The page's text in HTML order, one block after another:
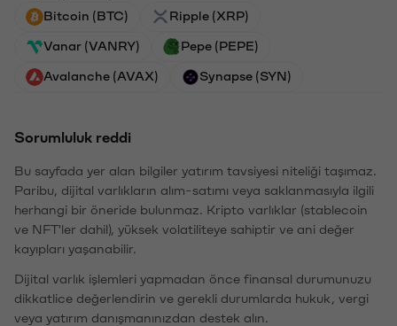
Bitcoin (BTC) Ripple (XRP)
Vanar (VANRY) Pepe (PEPE)
Avalanche (AVAX) Synapse (SYN)
Sorumluluk reddi
Bu sayfada yer alan bilgiler yatırım tavsiyesi niteliği taşımaz.
Paribu, dijital varlıkların alım-satımı veya saklanmasıyla ilgili
herhangi bir öneride bulunmaz. Kripto varlıklar (stablecoin
ve NFT'ler dahil), yüksek volatiliteye sahiptir ve ani değer
kayıpları yaşanabilir.
Dijital varlık işlemleri yapmadan önce finansal durumunuzu
dikkatlice değerlendirin ve gerekli durumlarda hukuk, vergi
veya yatırım danışmanınızdan destek alın.